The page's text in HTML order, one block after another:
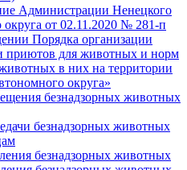
Администрации Ненецкого
округа от 02.11.2020 № 281-п
Порядка организации
приютов для животных и норм
в них на территории
округа»
безнадзорных животных
безнадзорных животных
безнадзорных животных